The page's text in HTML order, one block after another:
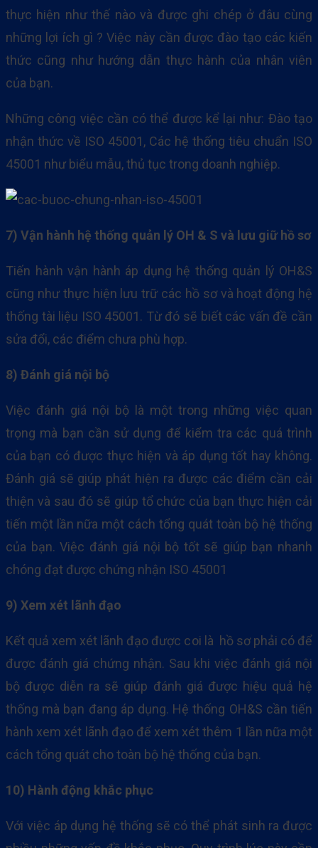
thực hiện như thế nào và được ghi chép ở đâu cùng
những lợi ích gì ? Việc này cần được đào tạo các kiến
thức cũng như hướng dẫn thực hành của nhân viên
của bạn.
Những công việc cần có thể được kể lại như: Đào tạo
nhận thức về ISO 45001, Các hệ thống tiêu chuẩn ISO
45001 như biểu mẫu, thủ tục trong doanh nghiệp.
7) Vận hành hệ thống quản lý OH & S và lưu giữ hồ sơ
Tiến hành vận hành áp dụng hệ thống quản lý OH&S
cũng như thực hiện lưu trữ các hồ sơ và hoạt động hệ
thống tài liệu ISO 45001. Từ đó sẽ biết các vấn đề cần
sửa đổi, các điểm chưa phù hợp.
8) Đánh giá nội bộ
Việc đánh giá nội bộ là một trong những việc quan
trọng mà bạn cần sử dụng để kiểm tra các quá trình
của bạn có được thực hiện và áp dụng tốt hay không.
Đánh giá sẽ giúp phát hiện ra được các điểm cần cải
thiện và sau đó sẽ giúp tổ chức của bạn thực hiện cải
tiến một lần nữa một cách tổng quát toàn bộ hệ thống
của bạn. Việc đánh giá nội bộ tốt sẽ giúp bạn nhanh
chóng đạt được chứng nhận ISO 45001
9) Xem xét lãnh đạo
Kết quả xem xét lãnh đạo được coi là hồ sơ phải có để
được đánh giá chứng nhận. Sau khi việc đánh giá nội
bộ được diễn ra sẽ giúp đánh giá được hiệu quả hệ
thống mà bạn đang áp dụng. Hệ thống OH&S cần tiến
hành xem xét lãnh đạo để xem xét thêm 1 lần nữa một
cách tổng quát cho toàn bộ hệ thống của bạn.
10) Hành động khắc phục
Với việc áp dụng hệ thống sẽ có thể phát sinh ra được